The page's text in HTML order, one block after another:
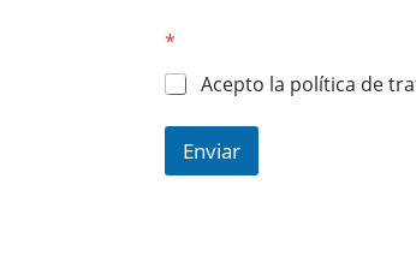
*
Acepto la política de
Enviar